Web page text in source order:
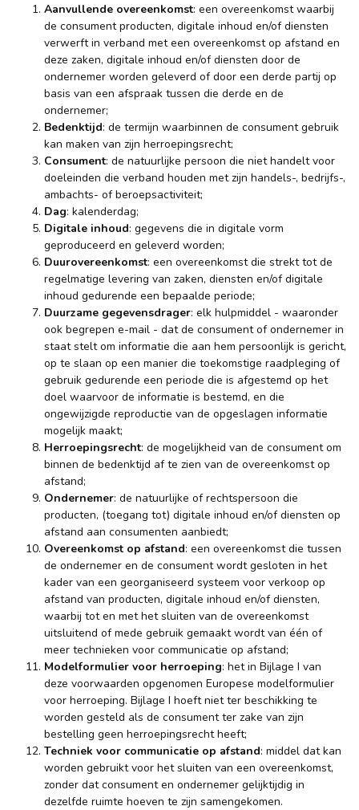
Aanvullende overeenkomst: een overeenkomst waarbij
de consument producten, digitale inhoud en/of diensten
verwerft in verband met een overeenkomst op afstand en
deze zaken, digitale inhoud en/of diensten door de
ondernemer worden geleverd of door een derde partij op
basis van een afspraak tussen die derde en de
ondernemer;
Bedenktijd: de termijn waarbinnen de consument gebruik
kan maken van zijn herroepingsrecht;
Consument: de natuurlijke persoon die niet handelt voor
doeleinden die verband houden met zijn handels-, bedrijfs-,
ambachts- of beroepsactiviteit;
Dag: kalenderdag;
Digitale inhoud: gegevens die in digitale vorm
geproduceerd en geleverd worden;
Duurovereenkomst: een overeenkomst die strekt tot de
regelmatige levering van zaken, diensten en/of digitale
inhoud gedurende een bepaalde periode;
Duurzame gegevensdrager: elk hulpmiddel - waaronder
ook begrepen e-mail - dat de consument of ondernemer in
staat stelt om informatie die aan hem persoonlijk is gericht,
op te slaan op een manier die toekomstige raadpleging of
gebruik gedurende een periode die is afgestemd op het
doel waarvoor de informatie is bestemd, en die
ongewijzigde reproductie van de opgeslagen informatie
mogelijk maakt;
Herroepingsrecht: de mogelijkheid van de consument om
binnen de bedenktijd af te zien van de overeenkomst op
afstand;
Ondernemer: de natuurlijke of rechtspersoon die
producten, (toegang tot) digitale inhoud en/of diensten op
afstand aan consumenten aanbiedt;
Overeenkomst op afstand: een overeenkomst die tussen
de ondernemer en de consument wordt gesloten in het
kader van een georganiseerd systeem voor verkoop op
afstand van producten, digitale inhoud en/of diensten,
waarbij tot en met het sluiten van de overeenkomst
uitsluitend of mede gebruik gemaakt wordt van één of
meer technieken voor communicatie op afstand;
Modelformulier voor herroeping: het in Bijlage I van
deze voorwaarden opgenomen Europese modelformulier
voor herroeping. Bijlage I hoeft niet ter beschikking te
worden gesteld als de consument ter zake van zijn
bestelling geen herroepingsrecht heeft;
Techniek voor communicatie op afstand: middel dat kan
worden gebruikt voor het sluiten van een overeenkomst,
zonder dat consument en ondernemer gelijktijdig in
dezelfde ruimte hoeven te zijn samengekomen.